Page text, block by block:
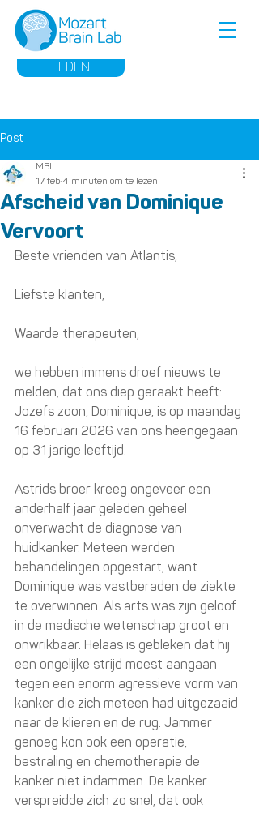
LEDEN
Post
Afscheid van Dominique
Vervoort
MBL
17 feb 4 minuten om te lezen
Beste vrienden van Atlantis,
Liefste klanten,
Waarde therapeuten,
we hebben immens droef nieuws te
melden, dat ons diep geraakt heeft:
Jozefs zoon, Dominique, is op maandag
16 februari 2026 van ons heengegaan
op 31 jarige leeftijd.
Astrids broer kreeg ongeveer een
anderhalf jaar geleden geheel
onverwacht de diagnose van
huidkanker. Meteen werden
behandelingen opgestart, want
Dominique was vastberaden de ziekte
te overwinnen. Als arts was zijn geloof
in de medische wetenschap groot en
onwrikbaar. Helaas is gebleken dat hij
een ongelijke strijd moest aangaan
tegen een enorm agressieve vorm van
kanker die zich meteen had uitgezaaid
naar de klieren en de rug. Jammer
genoeg kon ook een operatie,
bestraling en chemotherapie de
kanker niet indammen. De kanker
verspreidde zich zo snel, dat ook